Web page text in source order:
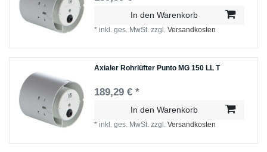
In den Warenkorb
*inkl. ges. MwSt. zzgl.Versandkosten
Axialer Rohrlüfter Punto MG 150 LL T
189,29 € *
In den Warenkorb
*inkl. ges. MwSt. zzgl.Versandkosten